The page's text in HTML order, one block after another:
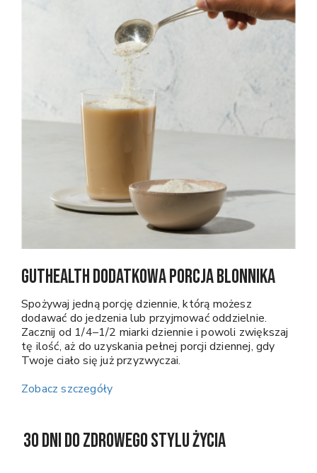
GutHealth Dodatkowa porcja blonnika
Spożywaj jedną porcję dziennie, którą możesz
dodawać do jedzenia lub przyjmować oddzielnie.
Zacznij od 1/4–1/2 miarki dziennie i powoli zwiększaj
tę ilość, aż do uzyskania pełnej porcji dziennej, gdy
Twoje ciało się już przyzwyczai.
Zobacz szczegóły
30 dni do zdrowego stylu życia